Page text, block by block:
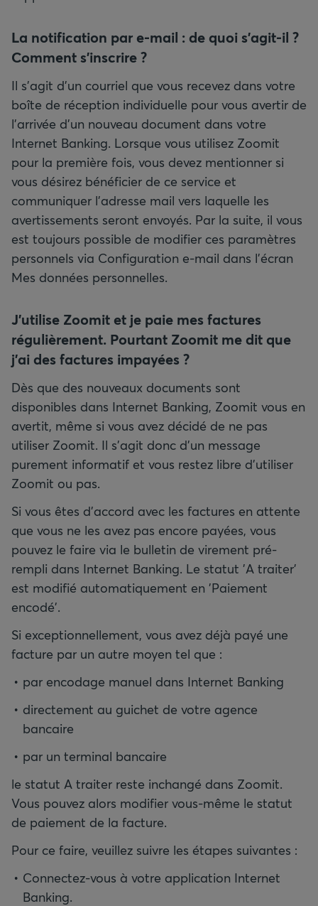
La notification par e-mail : de quoi s'agit-il ?
Comment s'inscrire ?
Il s'agit d'un courriel que vous recevez dans votre
boîte de réception individuelle pour vous avertir de
l'arrivée d'un nouveau document dans votre
Internet Banking. Lorsque vous utilisez Zoomit
pour la première fois, vous devez mentionner si
vous désirez bénéficier de ce service et
communiquer l'adresse mail vers laquelle les
avertissements seront envoyés. Par la suite, il vous
est toujours possible de modifier ces paramètres
personnels via Configuration e-mail dans l'écran
Mes données personnelles.
J'utilise Zoomit et je paie mes factures
régulièrement. Pourtant Zoomit me dit que
j'ai des factures impayées ?
Dès que des nouveaux documents sont
disponibles dans Internet Banking, Zoomit vous en
avertit, même si vous avez décidé de ne pas
utiliser Zoomit. Il s'agit donc d'un message
purement informatif et vous restez libre d'utiliser
Zoomit ou pas.
Si vous êtes d'accord avec les factures en attente
que vous ne les avez pas encore payées, vous
pouvez le faire via le bulletin de virement pré-
rempli dans Internet Banking. Le statut 'A traiter'
est modifié automatiquement en 'Paiement
encodé'.
Si exceptionnellement, vous avez déjà payé une
facture par un autre moyen tel que :
par encodage manuel dans Internet Banking
directement au guichet de votre agence
bancaire
par un terminal bancaire
le statut A traiter reste inchangé dans Zoomit.
Vous pouvez alors modifier vous-même le statut
de paiement de la facture.
Pour ce faire, veuillez suivre les étapes suivantes :
Connectez-vous à votre application Internet
Banking.